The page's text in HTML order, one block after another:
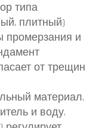
типа
плитный)
промерзания и
от трещин
материал,
и воду.